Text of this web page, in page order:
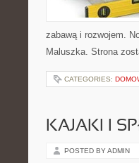
zabawą i rozwojem.
Maluszka. Strona
CATEGORIES:
KAJAKI I
POSTED BY ADMIN